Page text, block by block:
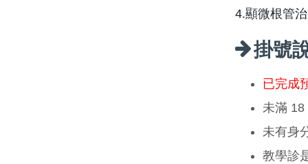
4.顯微根管
掛號
已完成
未滿 18
未有身
教學診